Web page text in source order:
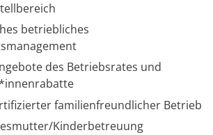
betriebliches
des Betriebsrates und
familienfreundlicher Betrieb
Kinderbetreuung